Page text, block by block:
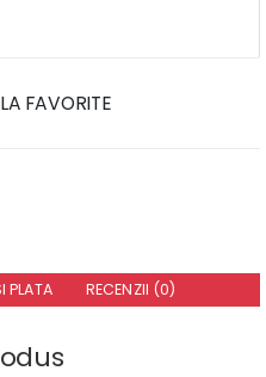
FAVORITE
PLATA RECENZII (0)